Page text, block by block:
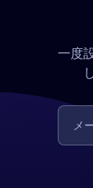
一度